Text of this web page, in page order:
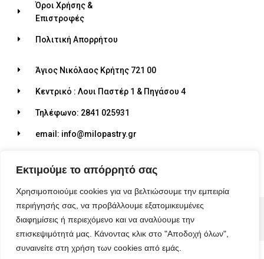
Εκτιμούμε το απόρρητό σας
Χρησιμοποιούμε cookies για να βελτιώσουμε την εμπειρία
περιήγησής σας, να προβάλλουμε εξατομικευμένες
διαφημίσεις ή περιεχόμενο και να αναλύουμε την
επισκεψιμότητά μας. Κάνοντας κλικ στο "Αποδοχή όλων",
συναινείτε στη χρήση των cookies από εμάς.
Όροι Χρήσης &
Επιστροφές
Πολιτική Απορρήτου
Άγιος Νικόλαος Κρήτης 721 00
Κεντρικό : Λουι Παστέρ 1 & Πηγάσου 4
Τηλέφωνο: 2841 025931
email: info@milopastry.gr
© 2026 ALL RIGHTS RESERVED​